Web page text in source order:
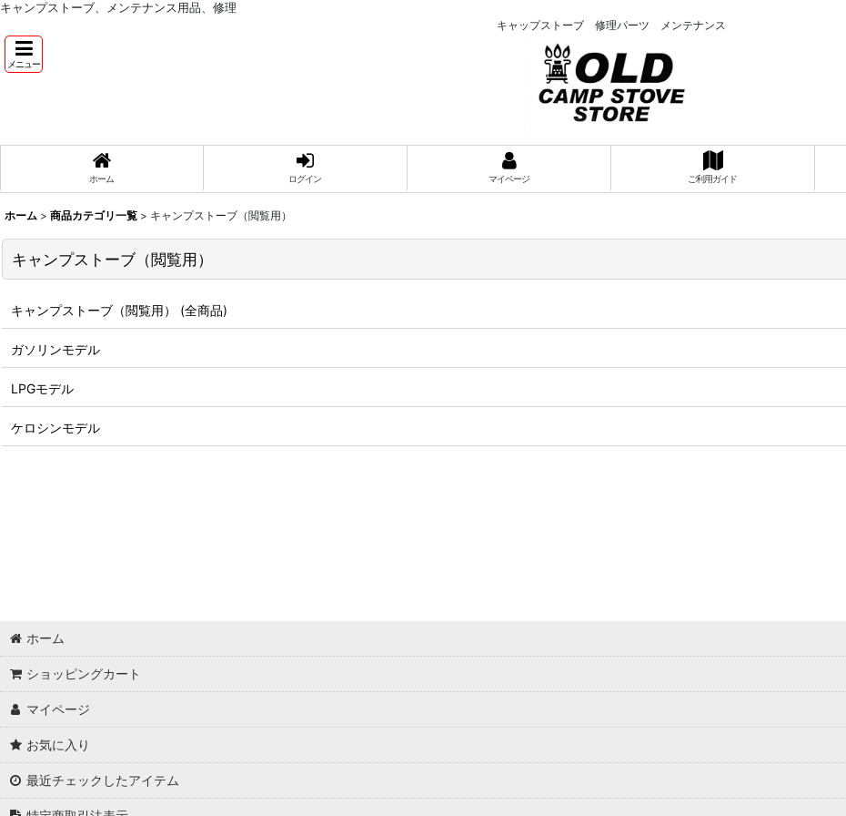
キャンプストーブ、メンテナンス用品、修理
キャップストーブ 修理パーツ メンテナンス
メニュー
ホーム ログイン マイページ ご利用ガイド
ホーム > 商品カテゴリ一覧 > キャンプストーブ（閲覧用）
キャンプストーブ（閲覧用）
キャンプストーブ（閲覧用） (全商品)
ガソリンモデル
LPGモデル
ケロシンモデル
ホーム
ショッピングカート
マイページ
お気に入り
最近チェックしたアイテム